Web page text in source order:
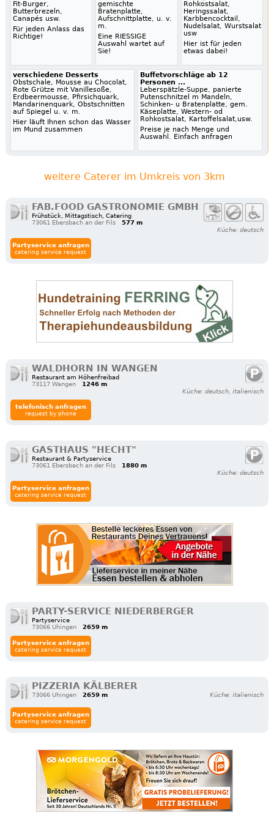
Fit-Burger,
Butterbrezeln,
Canapés usw.
Für jeden Anlass das
Richtige!
gemischte
Bratenplatte,
Aufschnittplatte, u. v.
m.
Eine RIESSIGE
Auswahl wartet auf
Sie!
Rohkostsalat,
Heringssalat,
Karbbencocktail,
Nudelsalat, Wurstsalat
usw
Hier ist für jeden
etwas dabei!
verschiedene Desserts
Obstschale, Mousse au Chocolat,
Rote Grütze mit Vanillesoße,
Erdbeermousse, Pfirsichquark,
Mandarinenquark, Obstschnitten
auf Spiegel u. v. m.
Hier läuft Ihnen schon das Wasser
im Mund zusammen
Buffetvorschläge ab 12
Personen ...
Leberspätzle-Suppe, panierte
Putenschnitzel m Mandeln,
Schinken- u Bratenplatte, gem.
Käseplatte, Western- od
Rohkostsalat, Kartoffelsalat,usw.
Preise je nach Menge und
Auswahl. Einfach anfragen
weitere Caterer im Umkreis von 3km
FAB.FOOD GASTRONOMIE GMBH
Frühstück, Mittagstisch, Catering
73061 Ebersbach an der Fils
577 m
Küche: deutsch
Partyservice anfragen
catering service request
WALDHORN IN WANGEN
Restaurant am Höhenfreibad
73117 Wangen
1246 m
Küche: deutsch, italienisch
telefonisch anfragen
request by phone
GASTHAUS "HECHT"
Restaurant & Partyservice
73061 Ebersbach an der Fils
1880 m
Küche: deutsch
Partyservice anfragen
catering service request
PARTY-SERVICE NIEDERBERGER
Partyservice
73066 Uhingen
2659 m
Partyservice anfragen
catering service request
PIZZERIA KÄLBERER
73066 Uhingen 2659 m Küche: italienisch
Partyservice anfragen
catering service request